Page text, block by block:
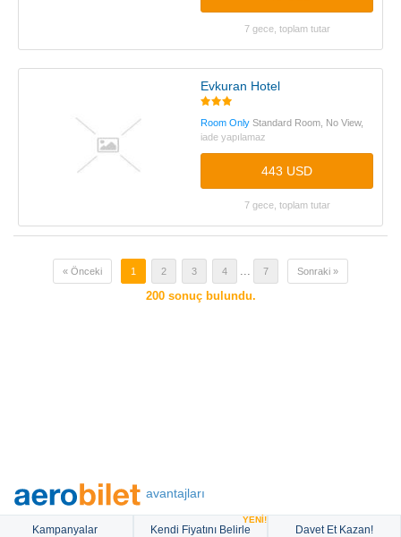
7 gece, toplam tutar
Evkuran Hotel
Room Only Standard Room, No View,
iade yapılamaz
443 USD
7 gece, toplam tutar
« Önceki 1 2 3 4 ... 7 Sonraki »
200sonuç bulundu.
avantajları
Kampanyalar Kendi Fiyatını Belirle
YENİ!
Davet Et Kazan!